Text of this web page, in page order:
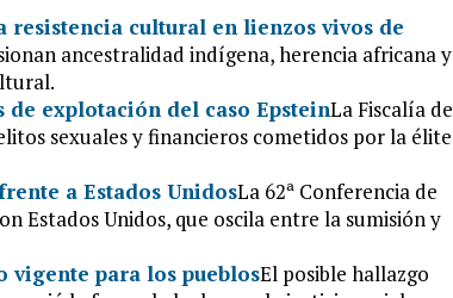
resistencia cultural en lienzos vivos de
ancestralidad indígena, herencia africana y
explotación del caso EpsteinLa Fiscalía de
sexuales y financieros cometidos por la élite
a Estados UnidosLa 62ª Conferencia de
Estados Unidos, que oscila entre la sumisión y
vigente para los pueblosEl posible hallazgo